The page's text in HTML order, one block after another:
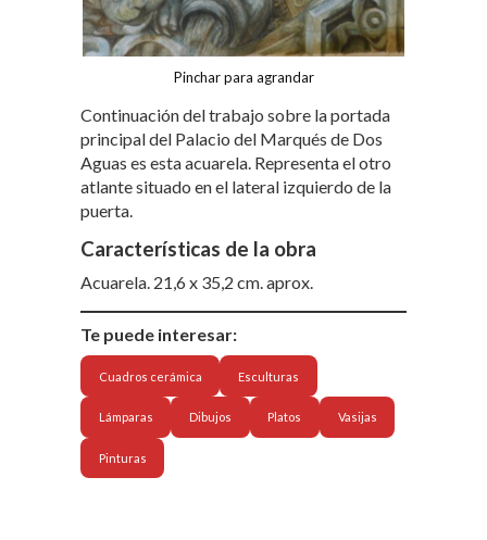
Pinchar para agrandar
Continuación del trabajo sobre la portada
principal del Palacio del Marqués de Dos
Aguas es esta acuarela. Representa el otro
atlante situado en el lateral izquierdo de la
puerta.
Características de la obra
Acuarela. 21,6 x 35,2 cm. aprox.
Te puede interesar:
Cuadros cerámica Esculturas
Lámparas Dibujos Platos Vasijas
Pinturas